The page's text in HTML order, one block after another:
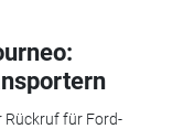
Rückruf für Ford-